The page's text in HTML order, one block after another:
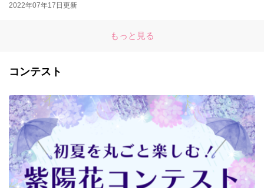
2022年07年17日更新
もっと見る
コンテスト